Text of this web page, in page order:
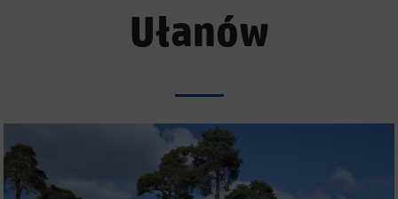
Ułanów